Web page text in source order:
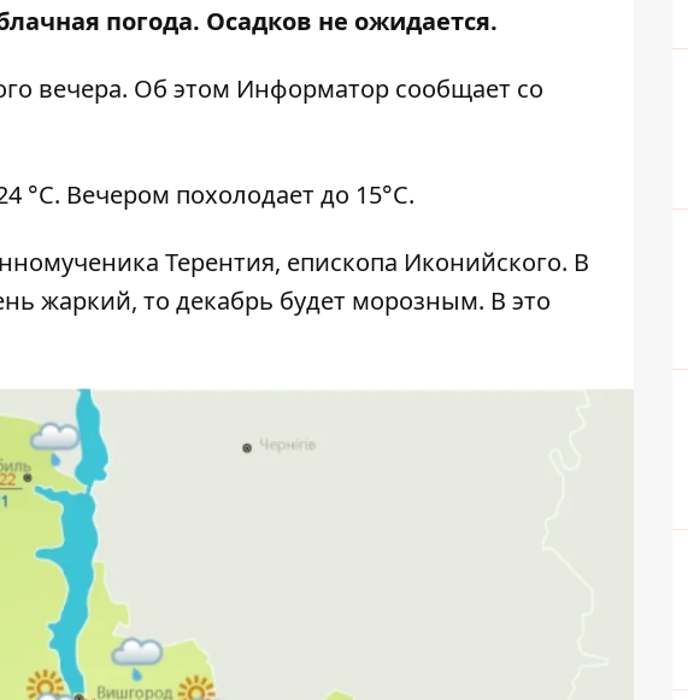
погода. Осадков не ожидается.
вечера. Об этом Информатор сообщает со
°C. Вечером похолодает до 15°C.
Терентия, епископа Иконийского. В
жаркий, то декабрь будет морозным. В это